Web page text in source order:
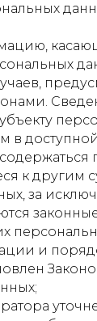
в
к другим
за
и